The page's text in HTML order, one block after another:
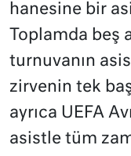
hanesine bir
Toplamda beş
turnuvanın
zirvenin tek
ayrıca UEFA
asistle tüm